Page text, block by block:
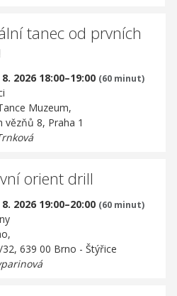
tanec od prvních
2026 18:00–19:00 (60 minut)
Muzeum,
vězňů 8, Praha 1
orient drill
2026 19:00–20:00 (60 minut)
639 00 Brno - Štýřice